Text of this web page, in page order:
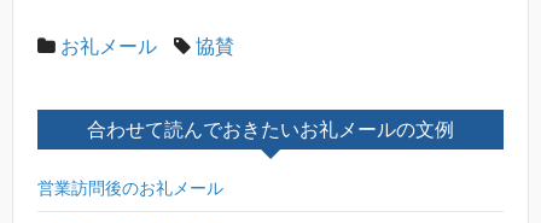
お礼メール 協賛
合わせて読んでおきたいお礼メールの文例
営業訪問後のお礼メール